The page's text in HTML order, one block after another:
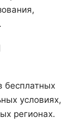
бесплатных
условиях,
регионах.